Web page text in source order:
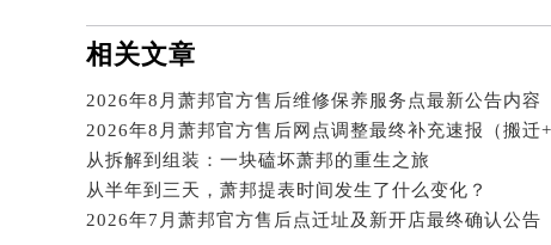
内蒙古自治区通辽市科尔沁区明仁大
内蒙古自治区乌海市海勃湾区人民南
内蒙古自治区乌兰察布市集宁区恩和
内蒙古自治区锡林郭勒盟市锡林浩特
内蒙古自治区兴安盟市乌兰浩特市兴
相关文章
2026年8月萧邦官方售后网点调整最终补充速报（搬迁+
从拆解到组装：一块磕坏萧邦的重生之旅
从半年到三天，萧邦提表时间发生了什么变化？
2026年7月萧邦官方售后点迁址及新开店最终确认公告